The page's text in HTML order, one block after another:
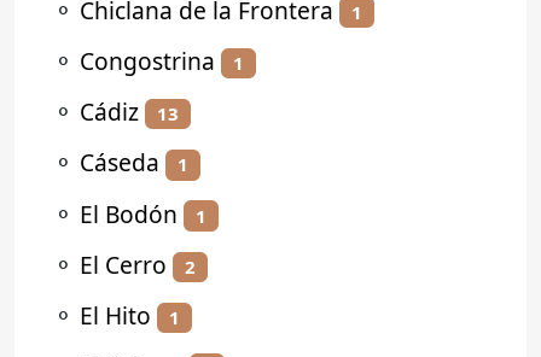
⚬ Chiclana de la Frontera 1
⚬ Congostrina 1
⚬ Cádiz 13
⚬ Cáseda 1
⚬ El Bodón 1
⚬ El Cerro 2
⚬ El Hito 1